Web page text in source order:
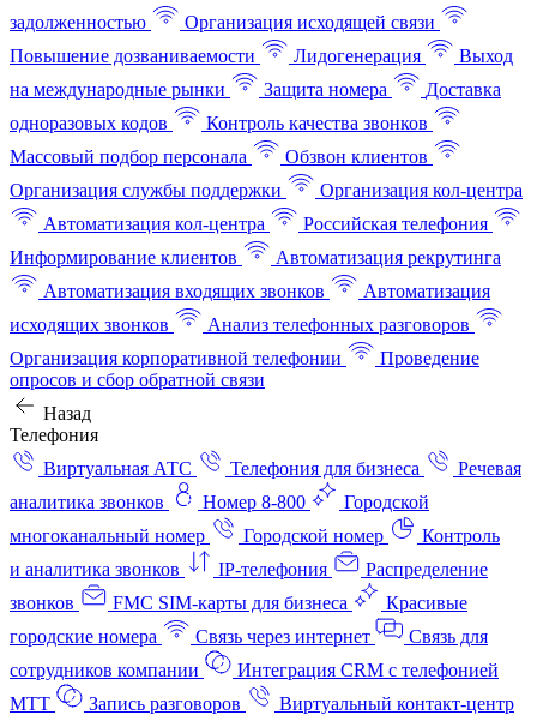
задолженностью
Организация исходящей связи
Повышение дозваниваемости
Лидогенерация
Выход
на международные рынки
Защита номера
Доставка
одноразовых кодов
Контроль качества звонков
Массовый подбор персонала
Обзвон клиентов
Организация службы поддержки
Организация кол-центра
Автоматизация кол-центра
Российская телефония
Информирование клиентов
Автоматизация рекрутинга
Автоматизация входящих звонков
Автоматизация
исходящих звонков
Анализ телефонных разговоров
Организация корпоративной телефонии
Проведение
опросов и сбор обратной связи
Назад
Телефония
Виртуальная АТС
Телефония для бизнеса
Речевая
аналитика звонков
Номер 8-800
Городской
многоканальный номер
Городской номер
Контроль
и аналитика звонков
IP-телефония
Распределение
звонков
FMC SIM-карты для бизнеса
Красивые
городские номера
Связь через интернет
Связь для
сотрудников компании
Интеграция CRM с телефонией
МТТ
Запись разговоров
Виртуальный контакт‑центр